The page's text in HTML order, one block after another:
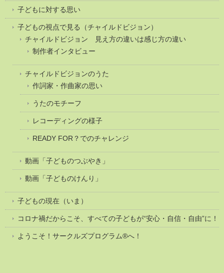
子どもに対する思い
子どもの視点で見る（チャイルドビジョン）
チャイルドビジョン 見え方の違いは感じ方の違い
制作者インタビュー
チャイルドビジョンのうた
作詞家・作曲家の思い
うたのモチーフ
レコーディングの様子
READY FOR？でのチャレンジ
動画「子どものつぶやき」
動画「子どものけんり」
子どもの現在（いま）
コロナ禍だからこそ、すべての子どもが“安心・自信・自由”に！
ようこそ！サークルズプログラム®へ！